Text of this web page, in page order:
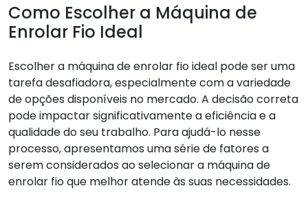
Como Escolher a Máquina de
Enrolar Fio Ideal
Escolher a máquina de enrolar fio ideal pode ser uma
tarefa desafiadora, especialmente com a variedade
de opções disponíveis no mercado. A decisão correta
pode impactar significativamente a eficiência e a
qualidade do seu trabalho. Para ajudá-lo nesse
processo, apresentamos uma série de fatores a
serem considerados ao selecionar a máquina de
enrolar fio que melhor atende às suas necessidades.